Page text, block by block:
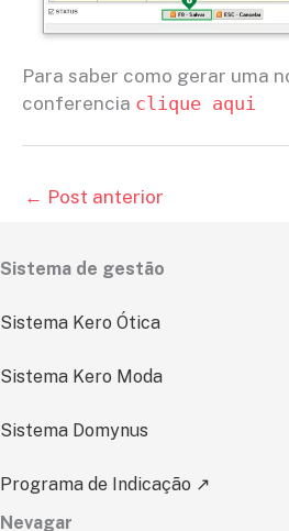
Para saber como gerar uma
conferencia clique aqui
← Post anterior
Sistema de gestão
Sistema Kero Ótica
Sistema Kero Moda
Sistema Domynus
Programa de Indicação ↗
Nevagar